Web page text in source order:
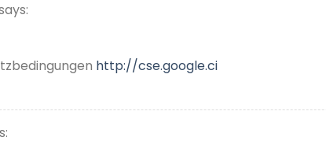
http://cse.google.ci